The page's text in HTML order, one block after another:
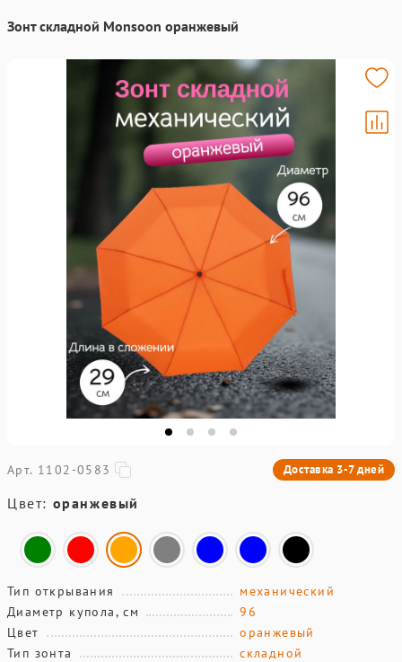
Зонт складной Monsoon оранжевый
Арт. 1102-0583 Доставка 3-7 дней
Цвет: оранжевый
Тип открывания
механический
Диаметр купола, см
96
Цвет
оранжевый
Тип зонта
складной